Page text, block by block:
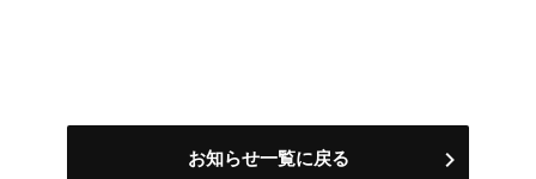
お知らせ一覧に戻る